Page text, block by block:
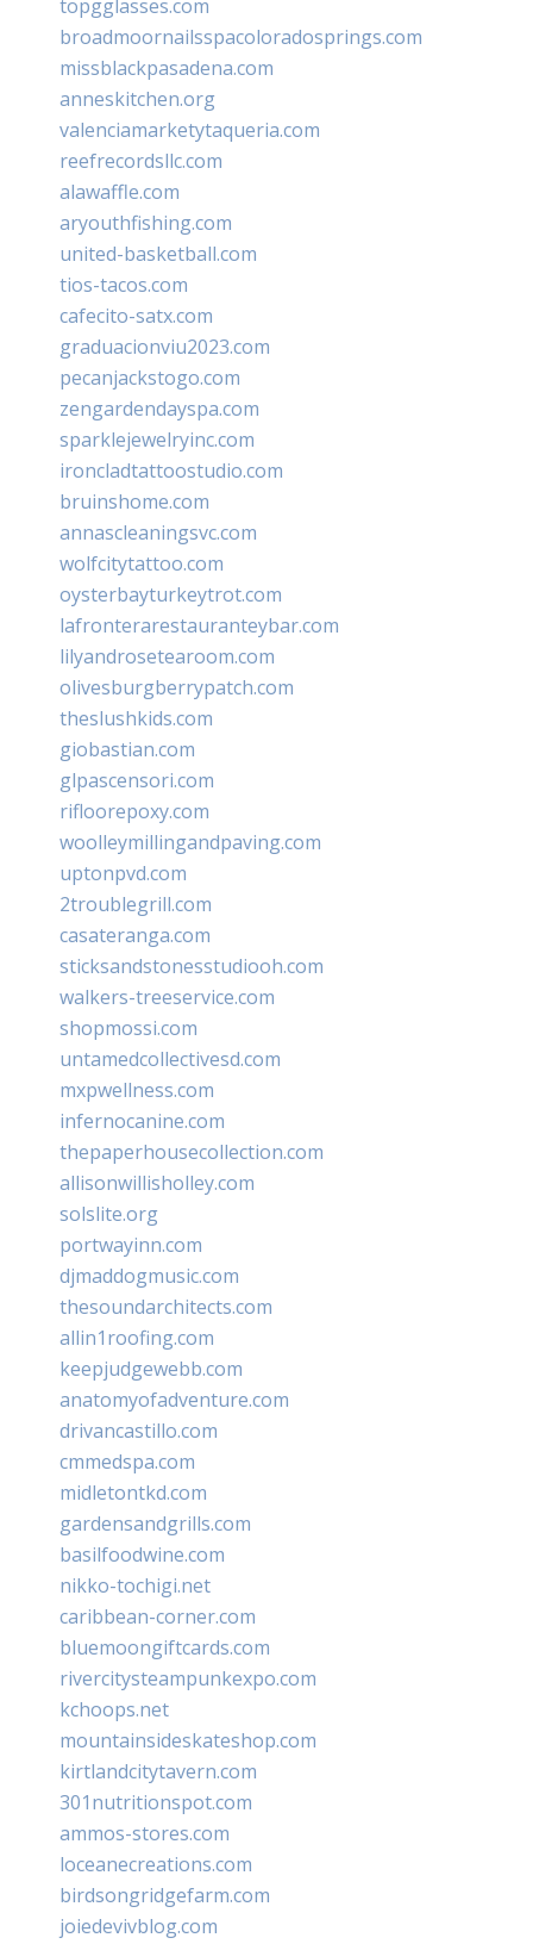
topgglasses.com
broadmoornailsspacoloradosprings.com
missblackpasadena.com
anneskitchen.org
valenciamarketytaqueria.com
reefrecordsllc.com
alawaffle.com
aryouthfishing.com
united-basketball.com
tios-tacos.com
cafecito-satx.com
graduacionviu2023.com
pecanjackstogo.com
zengardendayspa.com
sparklejewelryinc.com
ironcladtattoostudio.com
bruinshome.com
annascleaningsvc.com
wolfcitytattoo.com
oysterbayturkeytrot.com
lafronterarestauranteybar.com
lilyandrosetearoom.com
olivesburgberrypatch.com
theslushkids.com
giobastian.com
glpascensori.com
rifloorepoxy.com
woolleymillingandpaving.com
uptonpvd.com
2troublegrill.com
casateranga.com
sticksandstonesstudiooh.com
walkers-treeservice.com
shopmossi.com
untamedcollectivesd.com
mxpwellness.com
infernocanine.com
thepaperhousecollection.com
allisonwillisholley.com
solslite.org
portwayinn.com
djmaddogmusic.com
thesoundarchitects.com
allin1roofing.com
keepjudgewebb.com
anatomyofadventure.com
drivancastillo.com
cmmedspa.com
midletontkd.com
gardensandgrills.com
basilfoodwine.com
nikko-tochigi.net
caribbean-corner.com
bluemoongiftcards.com
rivercitysteampunkexpo.com
kchoops.net
mountainsideskateshop.com
kirtlandcitytavern.com
301nutritionspot.com
ammos-stores.com
loceanecreations.com
birdsongridgefarm.com
joiedevivblog.com